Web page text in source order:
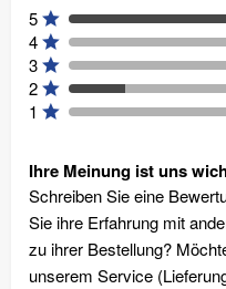
5
4
3
2
1
Ihre Meinung ist uns
Schreiben Sie eine
Sie ihre Erfahrung mit
zu ihrer Bestellung?
unserem Service